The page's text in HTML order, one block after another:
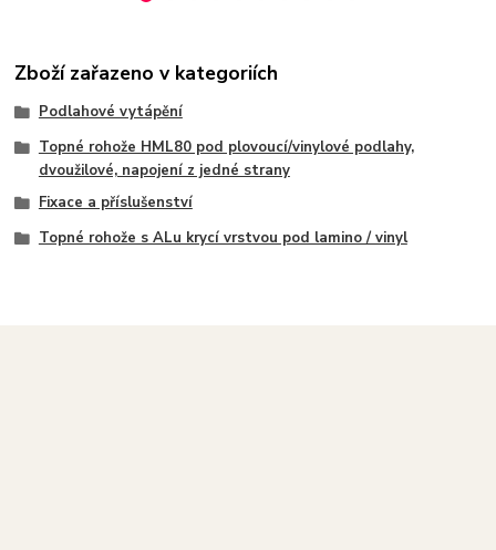
Zboží zařazeno v kategoriích
Podlahové vytápění
Topné rohože HML80 pod plovoucí/vinylové podlahy,
dvoužilové, napojení z jedné strany
Fixace a příslušenství
Topné rohože s ALu krycí vrstvou pod lamino / vinyl